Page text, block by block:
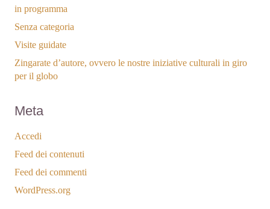
in programma
Senza categoria
Visite guidate
Zingarate d’autore, ovvero le nostre iniziative culturali in giro
per il globo
Meta
Accedi
Feed dei contenuti
Feed dei commenti
WordPress.org